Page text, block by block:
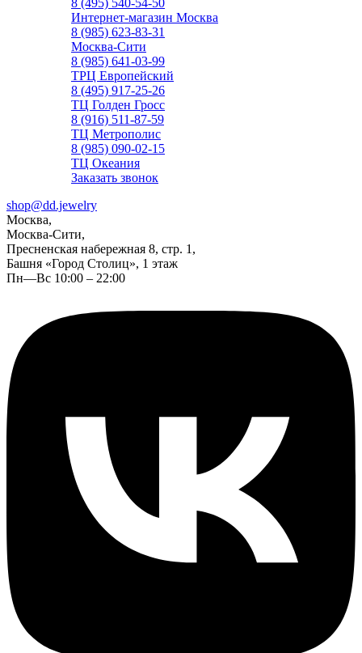
8 (495) 540-54-50
Интернет-магазин Москва
8 (985) 623-83-31
Москва-Сити
8 (985) 641-03-99
ТРЦ Европейский
8 (495) 917-25-26
ТЦ Голден Гросс
8 (916) 511-87-59
ТЦ Метрополис
8 (985) 090-02-15
ТЦ Океания
Заказать звонок
shop@dd.jewelry
Москва,
Москва-Сити,
Пресненская набережная 8, стр. 1,
Башня «Город Столиц», 1 этаж
Пн—Вс 10:00 – 22:00